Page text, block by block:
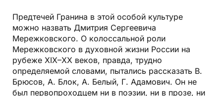
Предтечей Гранина в этой особой культуре
можно назвать Дмитрия Сергеевича
Мережковского. О колоссальной роли
Мережковского в духовной жизни России на
рубеже XIX–XX веков, правда, трудно
определяемой словами, пытались рассказать В.
Брюсов, А. Блок, А. Белый, Г. Адамович. Он не
был первопроходцем ни в поэзии, ни в прозе, ни